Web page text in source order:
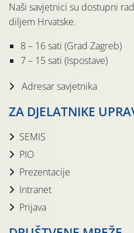
Naši savjetnici su dostupni
diljem Hrvatske.
8 – 16 sati (Grad Zagreb)
7 – 15 sati (Ispostave)
Adresar savjetnika
ZA DJELATNIKE
SEMIS
PIO
Prezentacije
Intranet
Prijava